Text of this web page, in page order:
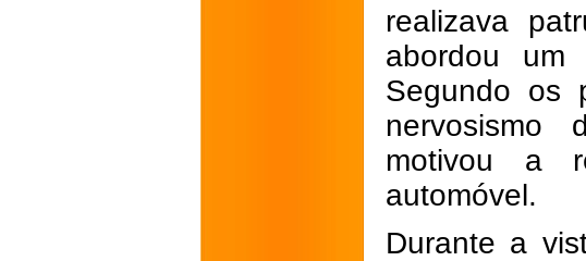
realizava
abordou
Segundo os
nervosismo
motivou a
automóvel.
Durante a